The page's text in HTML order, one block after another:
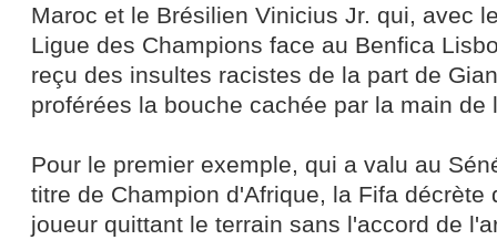
Maroc et le Brésilien Vinicius Jr. qui, avec
Ligue des Champions face au Benfica
reçu des insultes racistes de la part de
proférées la bouche cachée par la main de
Pour le premier exemple, qui a valu au
titre de Champion d'Afrique, la Fifa décrète
joueur quittant le terrain sans l'accord de